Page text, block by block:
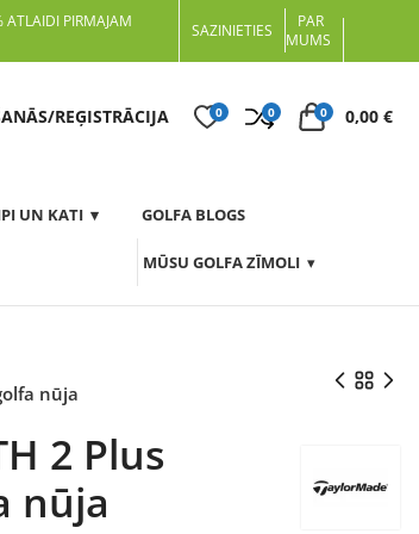
PIRMAJAM
SAZINIETIES
PAR
MUMS
REĢISTRĀCIJA 0 0 0 0,00 €
UN KATI GOLFA BLOGS
MŪSU GOLFA ZĪMOLI
nūja
2 Plus
nūja